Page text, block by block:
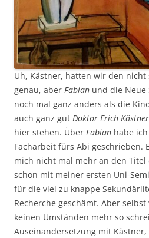
Uh, Kästner, hatten wir den nicht
genau, aber Fabian und die Neue
noch mal ganz anders als die
auch ganz gut Doktor Erich
hier stehen. Über Fabian habe
Facharbeit fürs Abi geschrieben.
mich nicht mal mehr an den
schon mit meiner ersten Uni-
für die viel zu knappe
Recherche geschämt. Aber
keinen Umständen mehr so
Auseinandersetzung mit Kästner,